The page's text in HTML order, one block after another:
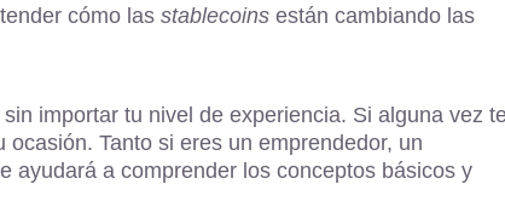
cómo las stablecoins están cambiando las
importar tu nivel de experiencia. Si alguna vez
Tanto si eres un emprendedor, un
ayudará a comprender los conceptos básicos y